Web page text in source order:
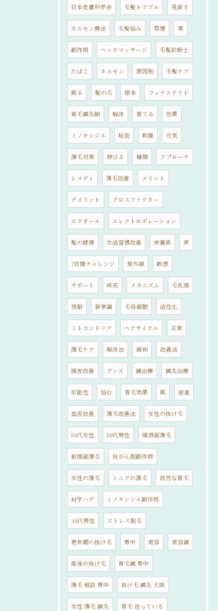
日本皮膚科学会 毛髪トラブル 見直す
ホルモン療法 毛髪悩み 禁煙 薬
副作用 ヘッドマッサージ 毛髪診断士
たばこ ホルモン 原因別 毛髪ケア
蘇る 髪の毛 根本 フィナステリド
育毛鍼灸師 解決 育てる 効果
ミノキシジル 秘密 刺激 元気
薄毛対策 伸びる 種類 アプローチ
レメディ 薄毛改善 メリット
デメリット グロスファクター
エクオール エレクトロポレーション
髪の健康 生活習慣改善 栄養素 声
7日間チャレンジ 紫外線 瞑想
サポート 成長 メカニズム 毛乳頭
役割 新常識 毛母細胞 活性化
ミトコンドリア ヘアサイクル 正常
薄毛ケア 解決法 緩和 改善法
頭皮改善 グッズ 鍼治療 鍼灸治療
可能性 悩む 育毛効果 肌 促進
血流改善 薄毛改善法 女性の抜け毛
50代女性 50代男性 頭頂部薄毛
前頭部薄毛 抗がん剤副作用
女性の薄毛 シニアの薄毛 自然な育毛
M字ハゲ ミノキシジル副作用
30代男性 ストレス脱毛
更年期の抜け毛 豊中 美容 美容鍼
産後の抜け毛 育毛鍼 豊中
薄毛 相談 豊中 抜け毛 鍼灸 大阪
女性 薄毛 鍼灸 育毛 迷っている